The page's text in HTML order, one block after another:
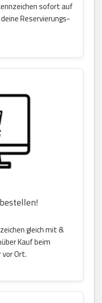
sofort auf
Reservierungs-
gleich mit &
Kauf beim
vor Ort.